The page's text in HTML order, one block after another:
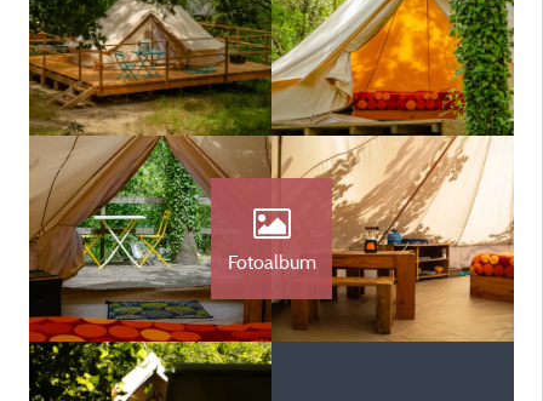
Fotoalbum